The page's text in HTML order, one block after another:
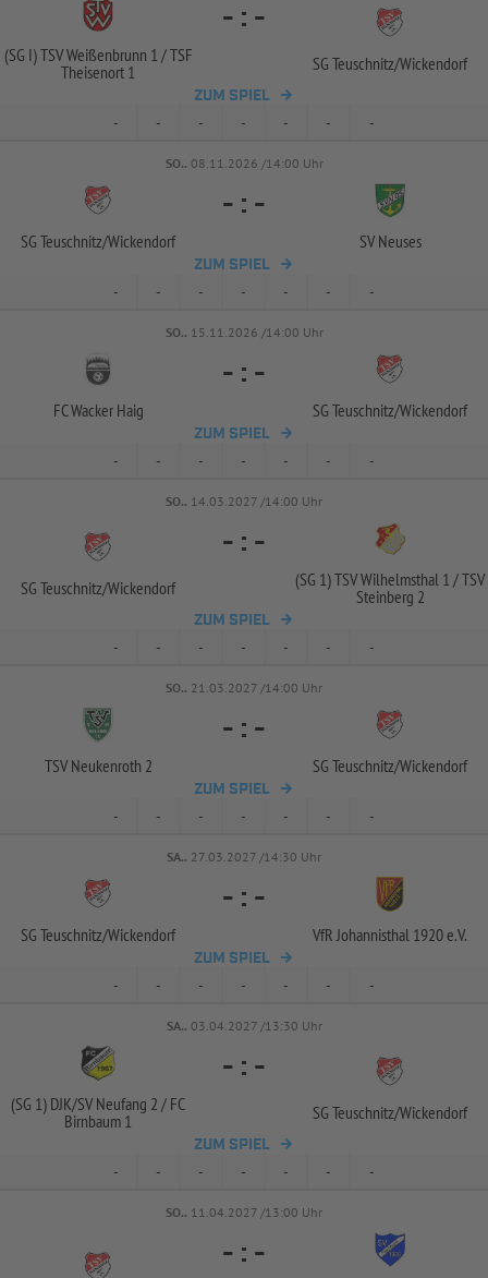
(SG I) TSV Weißenbrunn 1 /TSF
Theisenort 1
- : -
SG Teuschnitz/Wickendorf
ZUM SPIEL
- - - - - - -
SO.. 08.11.2026 /14:00 Uhr
SG Teuschnitz/Wickendorf
- : -
SV Neuses
ZUM SPIEL
- - - - - - -
SO.. 15.11.2026 /14:00 Uhr
FC Wacker Haig
- : -
SG Teuschnitz/Wickendorf
ZUM SPIEL
- - - - - - -
SO.. 14.03.2027 /14:00 Uhr
SG Teuschnitz/Wickendorf
- : -
(SG 1) TSV Wilhelmsthal 1 /TSV
Steinberg 2
ZUM SPIEL
- - - - - - -
SO.. 21.03.2027 /14:00 Uhr
TSV Neukenroth 2
- : -
SG Teuschnitz/Wickendorf
ZUM SPIEL
- - - - - - -
SA.. 27.03.2027 /14:30 Uhr
SG Teuschnitz/Wickendorf
- : -
VfR Johannisthal 1920 e.V.
ZUM SPIEL
- - - - - - -
SA.. 03.04.2027 /13:30 Uhr
(SG 1) DJK/SV Neufang 2 / FC
Birnbaum 1
- : -
SG Teuschnitz/Wickendorf
ZUM SPIEL
- - - - - - -
SO.. 11.04.2027 /13:00 Uhr
- : -